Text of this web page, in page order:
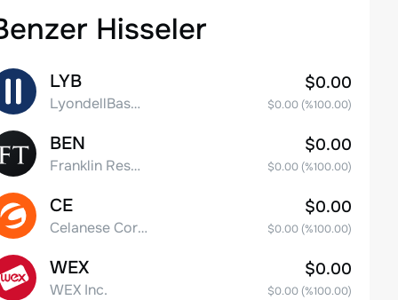
Hisseler
LYB
LyondellBasell Industries N.V. Class A
$0.00
$0.00(%100.00)
BEN
Franklin Resources, Inc.
$0.00
$0.00(%100.00)
CE
Celanese Corporation Common Stock
$0.00
$0.00(%100.00)
WEX
WEX Inc.
$0.00
$0.00(%100.00)